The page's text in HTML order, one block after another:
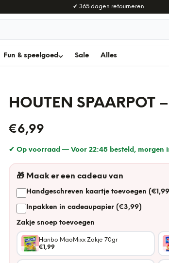
✔ 365 dagen retourneren
Fun & speelgoed Sale Alles
HOUTEN SPAARPOT
€6,99
✔ Op voorraad — Voor 22:45 besteld, morgen
🎁 Maak er een cadeau van
Handgeschreven kaartje toevoegen
Inpakken in cadeaupapier (€3,99)
Zakje snoep toevoegen
Haribo MaoMixx Zakje 70gr
€1,99